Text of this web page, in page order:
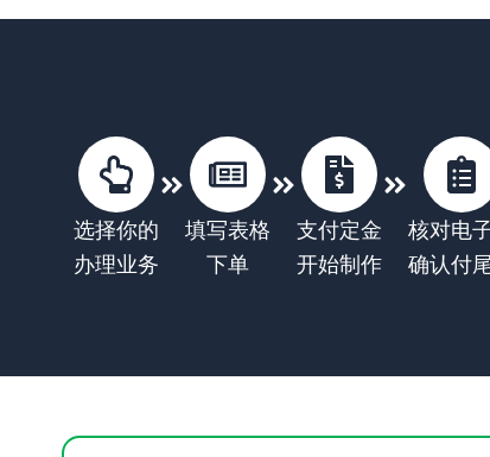
选择你的
办理业务
填写表格
下单
支付定金
开始制作
核对电
确认付